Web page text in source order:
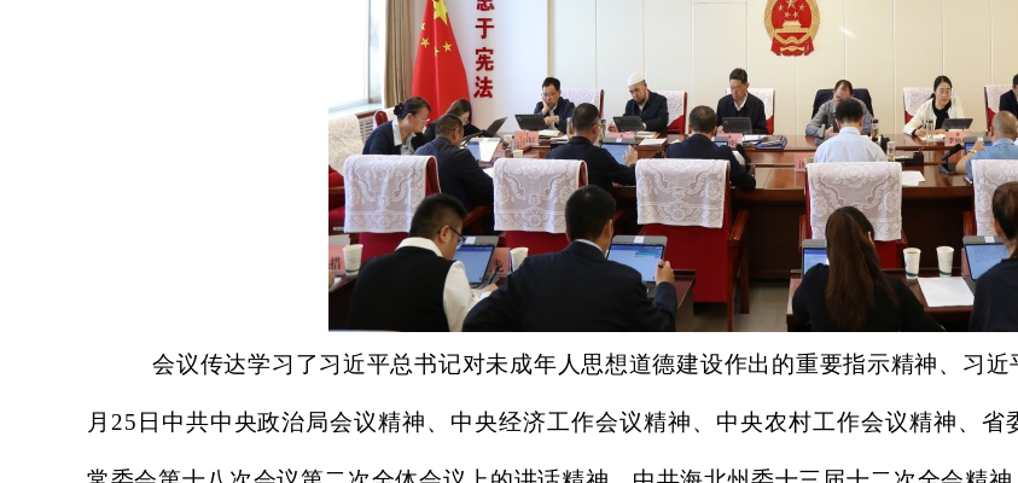
会议传达学习了习近平总书记对未成年人思想道德建设作出的重要指示精神、习
月25日中共中央政治局会议精神、中央经济工作会议精神、中央农村工作会议精神、